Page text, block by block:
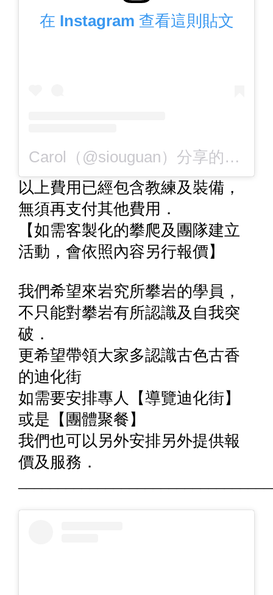
在 Instagram 查看這則貼文
Carol（@siouguan）分享的貼文
以上費用已經包含教練及裝備，
無須再支付其他費用．
【如需客製化的攀爬及團隊建立
活動，會依照內容另行報價】
我們希望來岩究所攀岩的學員，
不只能對攀岩有所認識及自我突
破．
更希望帶領大家多認識古色古香
的迪化街
如需要安排專人【導覽迪化街】
或是【團體聚餐】
我們也可以另外安排另外提供報
價及服務．